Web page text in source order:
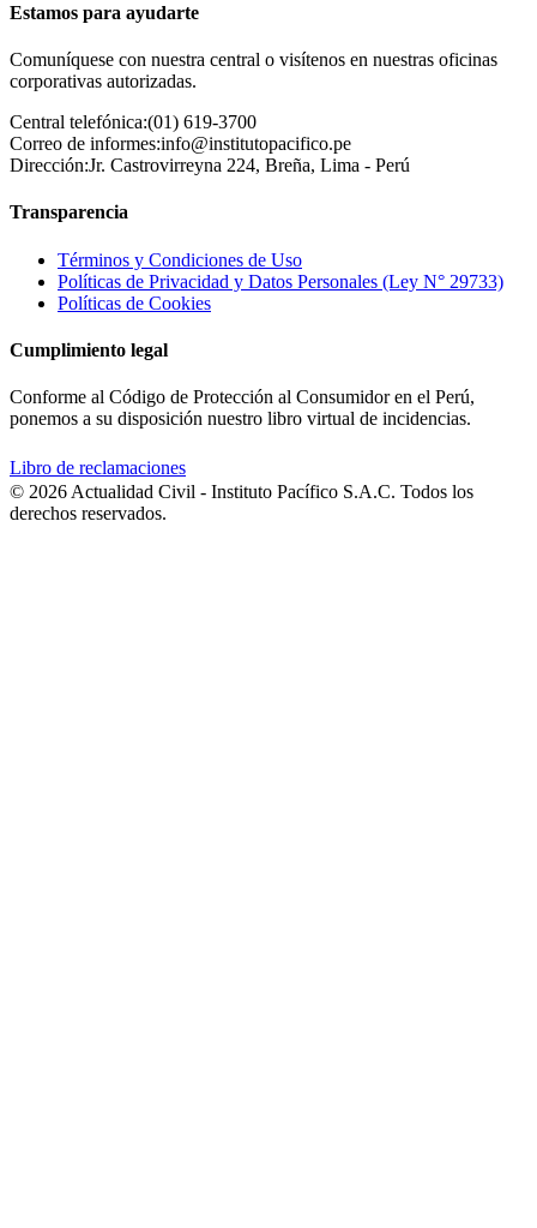
Estamos para ayudarte
Comuníquese con nuestra central o visítenos en nuestras oficinas
corporativas autorizadas.
Central telefónica:(01) 619-3700
Correo de informes:info@institutopacifico.pe
Dirección:Jr. Castrovirreyna 224, Breña, Lima - Perú
Transparencia
Términos y Condiciones de Uso
Políticas de Privacidad y Datos Personales (Ley N° 29733)
Políticas de Cookies
Cumplimiento legal
Conforme al Código de Protección al Consumidor en el Perú,
ponemos a su disposición nuestro libro virtual de incidencias.
Libro de reclamaciones
© 2026 Actualidad Civil - Instituto Pacífico S.A.C. Todos los
derechos reservados.